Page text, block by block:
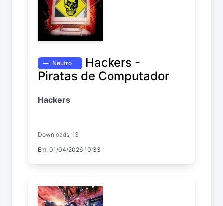
Neutro
Hackers -
Piratas de Computador
Hackers
Downloads: 13
Em: 01/04/2026 10:33